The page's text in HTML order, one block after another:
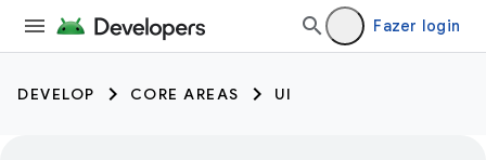
Fazer login
DEVELOP CORE AREAS UI